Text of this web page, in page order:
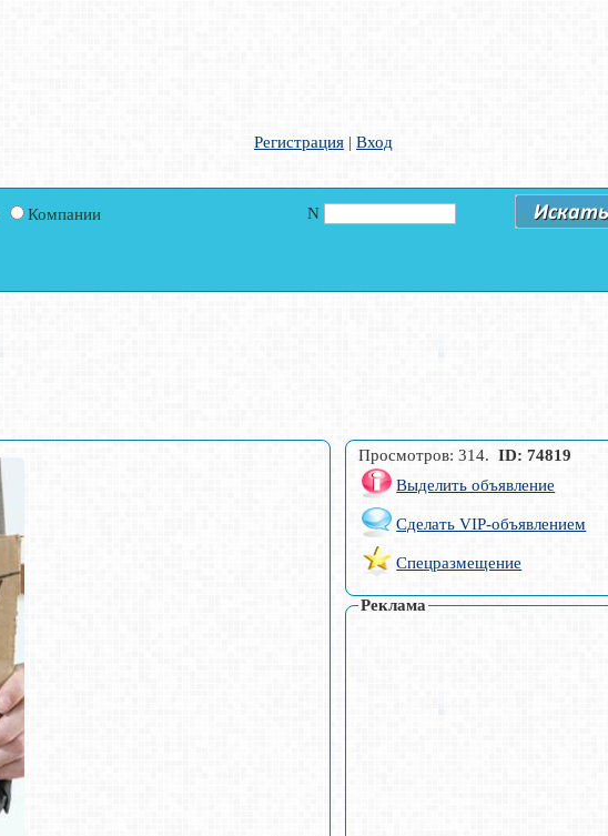
Регистрация | Вход
Компании N
Просмотров: 314.ID: 74819
Выделить объявление
Сделать VIP-объявлением
Спецразмещение
Реклама